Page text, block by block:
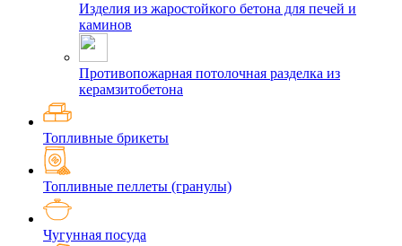
Изделия из жаростойкого бетона для печей и
каминов
Противопожарная потолочная разделка из
керамзитобетона
Топливные брикеты
Топливные пеллеты (гранулы)
Чугунная посуда